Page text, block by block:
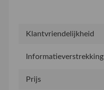
Klantvriendelijkheid
Informatieverstrekking
Prijs